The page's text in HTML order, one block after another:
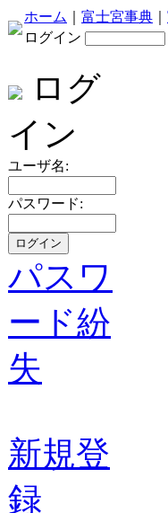
ホーム 富士宮事典
ログイン
ログ
イン
ユーザ名:
パスワード:
パスワ
ード紛
失
新規登
録